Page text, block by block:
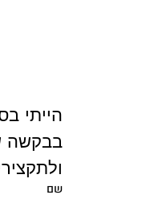
הייתי
שם